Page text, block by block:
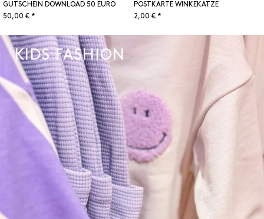
GUTSCHEIN DOWNLOAD 50 EURO
50,00 € *
POSTKARTE WINKEKATZE
2,00 € *
KIDS FASHION